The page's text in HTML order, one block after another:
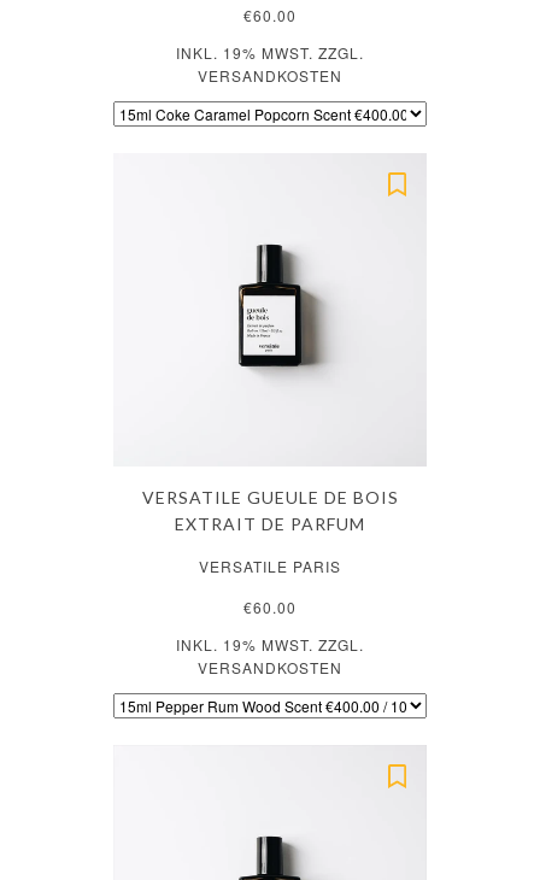
€60.00
INKL. 19% MWST. ZZGL.
VERSANDKOSTEN
VERSATILE GUEULE DE BOIS
EXTRAIT DE PARFUM
VERSATILE PARIS
€60.00
INKL. 19% MWST. ZZGL.
VERSANDKOSTEN